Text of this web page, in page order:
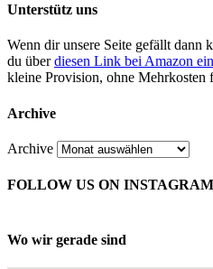
Unterstütz uns
Wenn dir unsere Seite gefällt dann
du überdiesen Link bei Amazon
kleine Provision, ohne Mehrkosten
Archive
Archive
FOLLOW US ON INSTAGRAM
Wo wir gerade sind